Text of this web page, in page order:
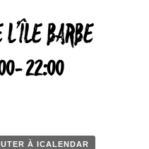
BARBE
-22:00
À ICALENDAR